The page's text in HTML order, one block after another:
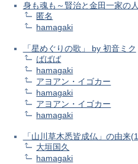
身も魂も～賢治と金田一家の
匿名
hamagaki
「星めぐりの歌」 by 初音ミク
ばばば
hamagaki
アヨアン・イゴカー
hamagaki
アヨアン・イゴカー
hamagaki
「山川草木悉皆成仏」の由来
大垣国久
hamagaki